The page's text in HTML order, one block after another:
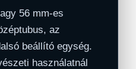
56 mm-es
az
beállító egység.
használatnál